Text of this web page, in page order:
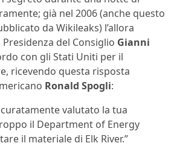
già nel 2006 (anche questo
da Wikileaks) l’allora
del Consiglio Gianni
con gli Stati Uniti per il
ricevendo questa risposta
Ronald Spogli:
valutato la tua
il Department of Energy
il materiale di Elk River.”